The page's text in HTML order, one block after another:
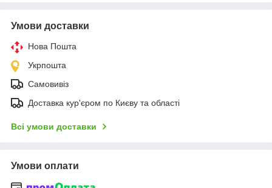
Умови доставки
Нова Пошта
Укрпошта
Самовивіз
Доставка кур'єром по Києву та області
Всі умови доставки
Умови оплати